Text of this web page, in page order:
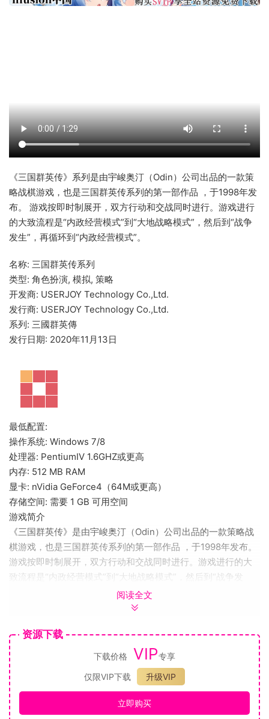
《三国群英传》系列是由宇峻奥汀（Odin）公司出品的一款策
略战棋游戏，也是三国群英传系列的第一部作品 ，于1998年发
布。 游戏按即时制展开，双方行动和交战同时进行。游戏进行
的大致流程是“内政经营模式”到“大地战略模式”，然后到“战争
发生”，再循环到“内政经营模式”。
名称: 三国群英传系列
类型: 角色扮演, 模拟, 策略
开发商: USERJOY Technology Co.,Ltd.
发行商: USERJOY Technology Co.,Ltd.
系列: 三國群英傳
发行日期: 2020年11月13日
最低配置:
操作系统: Windows 7/8
处理器: PentiumIV 1.6GHZ或更高
内存: 512 MB RAM
显卡: nVidia GeForce4（64M或更高）
存储空间: 需要 1 GB 可用空间
游戏简介
《三国群英传》是由宇峻奥汀（Odin）公司出品的一款策略战
棋游戏，也是三国群英传系列的第一部作品 ，于1998年发布。
游戏按即时制展开，双方行动和交战同时进行。游戏进行的大
致流程是“内政经营模式”到“大地战略模式”，然后到“战争发
生”，再循环到“内政经营模式”。
武将智力、武力达85以上可进行地图搜索，开发人口后可增加
人口，增加金钱，预备兵役上限会增加，武将可以多放一些，
开发到一定程度，可以达到10个以上。每年年初发钱，也可以
从别的城市调兵来。人口多，金钱多，兵就多。
筑城防守，征兵御敌
守城时可为己方武将防御加成，通常武力相差5点以内会比较明
阅读全文
资源下载
下载价格 VIP专享
仅限VIP下载
升级VIP
立即购买